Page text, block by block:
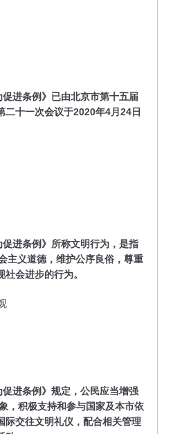
进条例》已由北京市第十五届
二十一次会议于2020年4月24日
进条例》所称文明行为，是指
主义道德，维护公序良俗，尊重
会进步的行为。
进条例》规定，公民应当增强
，积极支持和参与国家及本市依
际交往文明礼仪，配合相关管理